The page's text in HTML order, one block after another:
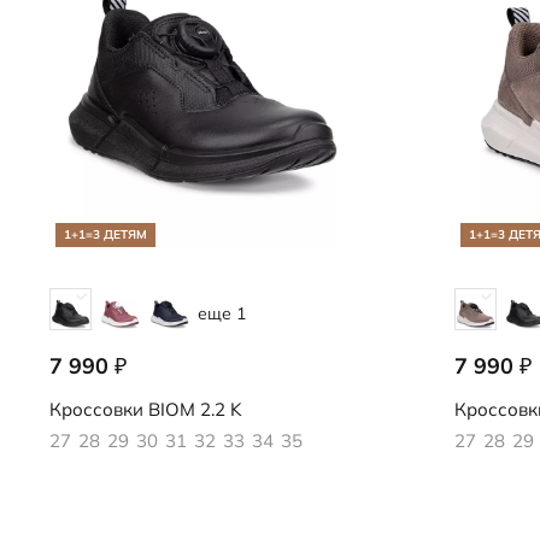
1+1=3 ДЕТЯМ
еще 1
7 990 ₽
710922/51052
Кроссовки BIOM 2.2 K
27 28 29 30 31 32 33 34 35
1+1=3
7 990 ₽
710922/
27 28 29